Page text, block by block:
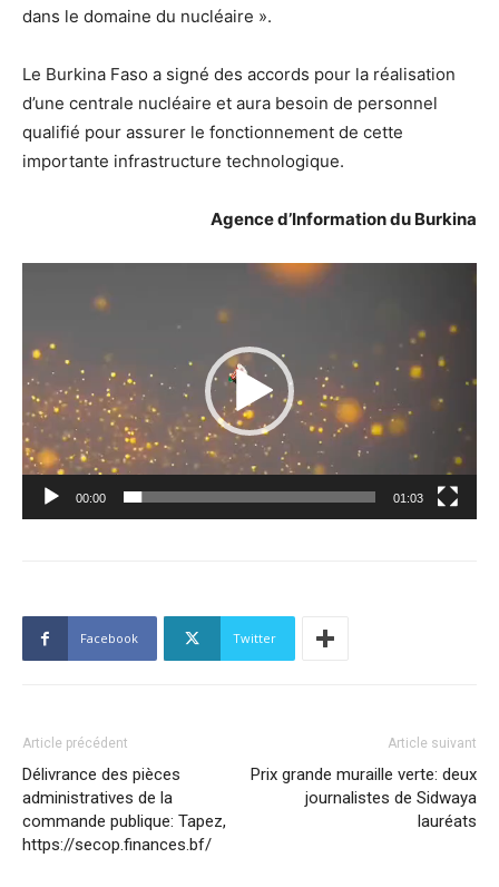
dans le domaine du nucléaire ».
Le Burkina Faso a signé des accords pour la réalisation
d’une centrale nucléaire et aura besoin de personnel
qualifié pour assurer le fonctionnement de cette
importante infrastructure technologique.
Agence d’Information du Burkina
Lecteur
00:00 01:03
Facebook Twitter
Article précédent
Délivrance des pièces
administratives de la
commande publique: Tapez,
https://secop.finances.bf/
Article suivant
Prix grande muraille verte: deux
journalistes de Sidwaya
lauréats